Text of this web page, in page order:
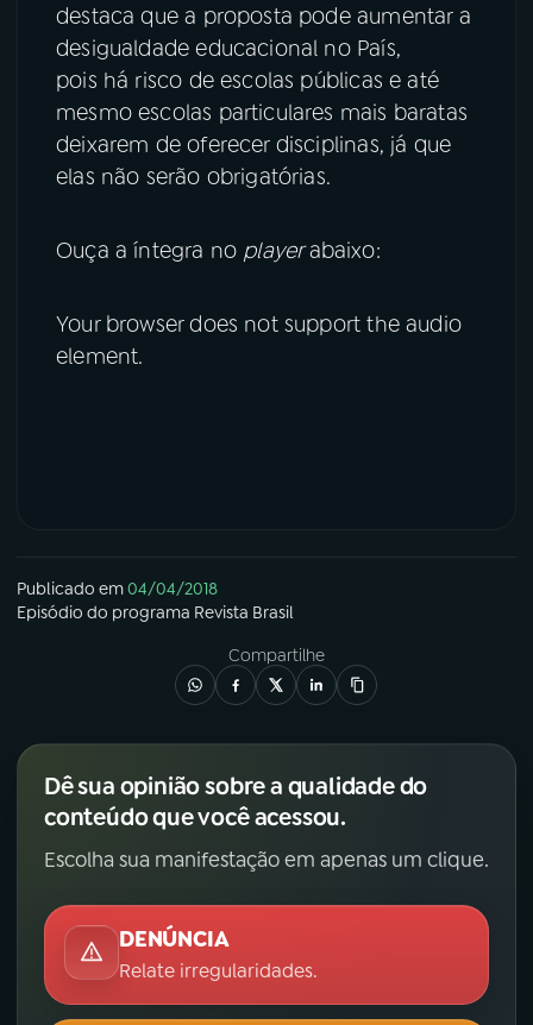
destaca que a proposta pode aumentar a
desigualdade educacional no País,
pois há risco de escolas públicas e até
mesmo escolas particulares mais baratas
deixarem de oferecer disciplinas, já que
elas não serão obrigatórias.
Ouça a íntegra no playerabaixo:
Your browser does not support the audio
element.
Publicado em04/04/2018
Episódio do programa Revista Brasil
Compartilhe
Dê sua opinião sobre a qualidade do
conteúdo que você acessou.
Escolha sua manifestação em apenas um clique.
DENÚNCIA
Relate irregularidades.